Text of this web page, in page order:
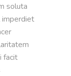
soluta
imperdiet
facit